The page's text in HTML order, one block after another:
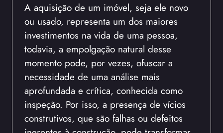
A aquisição de um imóvel, seja ele novo
ou usado, representa um dos maiores
investimentos na vida de uma pessoa,
todavia, a empolgação natural desse
momento pode, por vezes, ofuscar a
necessidade de uma análise mais
aprofundada e crítica, conhecida como
inspeção. Por isso, a presença de vícios
construtivos, que são falhas ou defeitos